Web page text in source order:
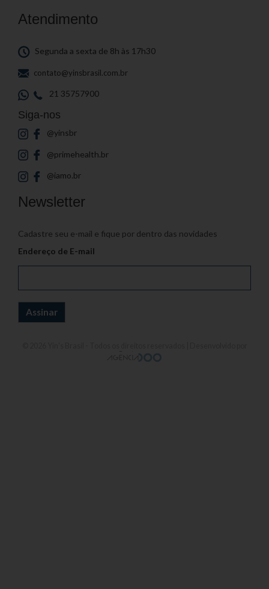
Atendimento
Segunda a sexta de 8h às 17h30
contato@yinsbrasil.com.br
21 35757900
Siga-nos
@yinsbr
@primehealth.br
@iamo.br
Newsletter
Cadastre seu e-mail e fique por dentro das novidades
Endereço de E-mail